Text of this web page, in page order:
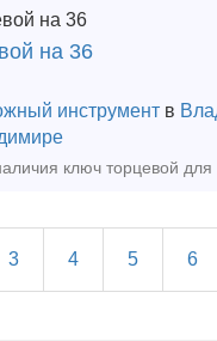
на 36
инструмент в
3 4 5 6